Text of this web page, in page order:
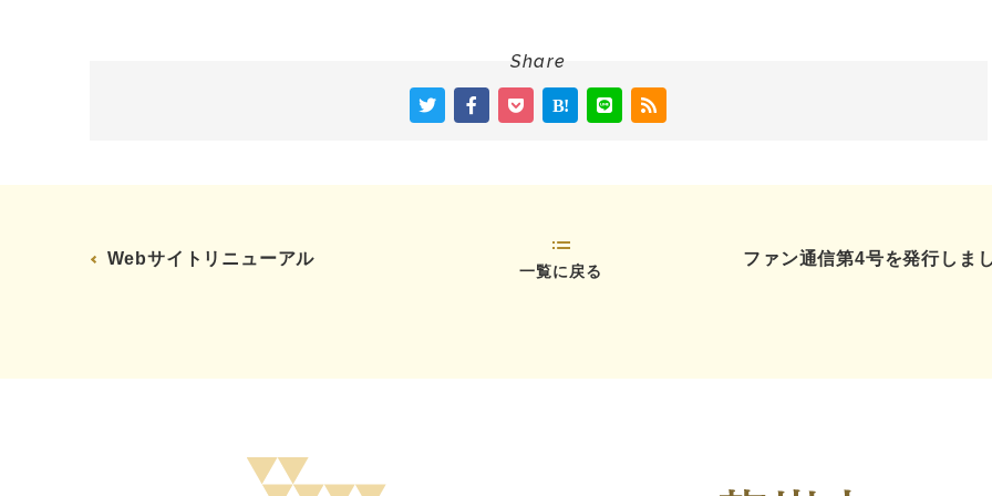
Share
Webサイトリニューアル ファン通信第4号を発行しま
一覧に戻る